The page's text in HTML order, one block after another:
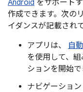
Android をサポート
作成できます。次の
イダンスが記載され
アプリは、 自
を使用して、
ションを開始で
ナビゲーショ